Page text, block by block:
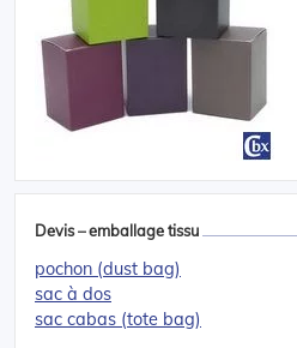
Devis – emballage tissu
pochon (dust bag)
sac à dos
sac cabas (tote bag)